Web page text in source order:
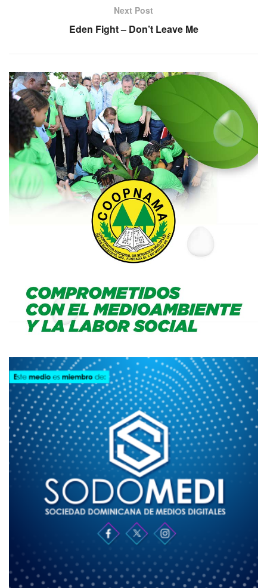
Next Post
Eden Fight – Don’t Leave Me